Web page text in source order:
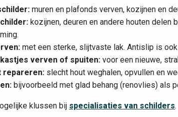
muren en plafonds verven, kozijnen en
kozijnen, deuren en andere houten
met een sterke, slijtvaste lak. Antislip is
verven of spuiten: voor een nieuwe,
repareren: slecht hout weghalen, opvullen en
bijvoorbeeld met glad behang (renovlies) als
klussen bij specialisaties van schilders.